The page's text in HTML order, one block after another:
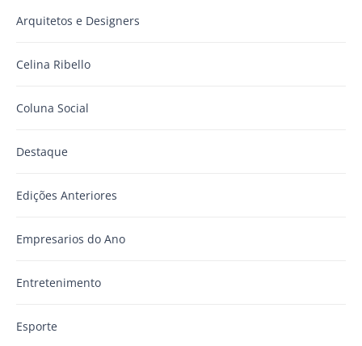
Arquitetos e Designers
Celina Ribello
Coluna Social
Destaque
Edições Anteriores
Empresarios do Ano
Entretenimento
Esporte